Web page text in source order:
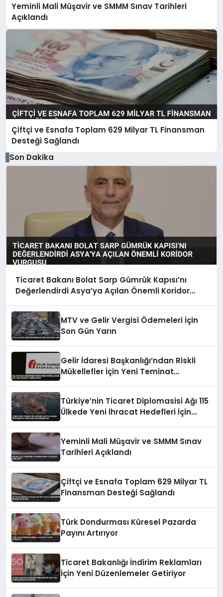
Yeminli Mali Müşavir ve SMMM Sınav Tarihleri
Açıklandı
Çiftçi ve Esnafa Toplam 629 Milyar TL Finansman
Desteği Sağlandı
Son Dakika
Ticaret Bakanı Bolat Sarp Gümrük Kapısı’nı
Değerlendirdi Asya’ya Açılan Önemli Koridor
MTV ve Gelir Vergisi Ödemeleri İçin
Son Gün Yarın
Gelir İdaresi Başkanlığı’ndan Riskli
Mükellefler İçin Yeni Teminat
Türkiye’nin Ticaret Diplomasisi Ağı 115
Ülkede Yeni İhracat Hedefleri İçin
Yeminli Mali Müşavir ve SMMM Sınav
Tarihleri Açıklandı
Çiftçi ve Esnafa Toplam 629 Milyar TL
Finansman Desteği Sağlandı
Türk Dondurması Küresel Pazarda
Payını Artırıyor
Ticaret Bakanlığı İndirim Reklamları
İçin Yeni Düzenlemeler Getiriyor